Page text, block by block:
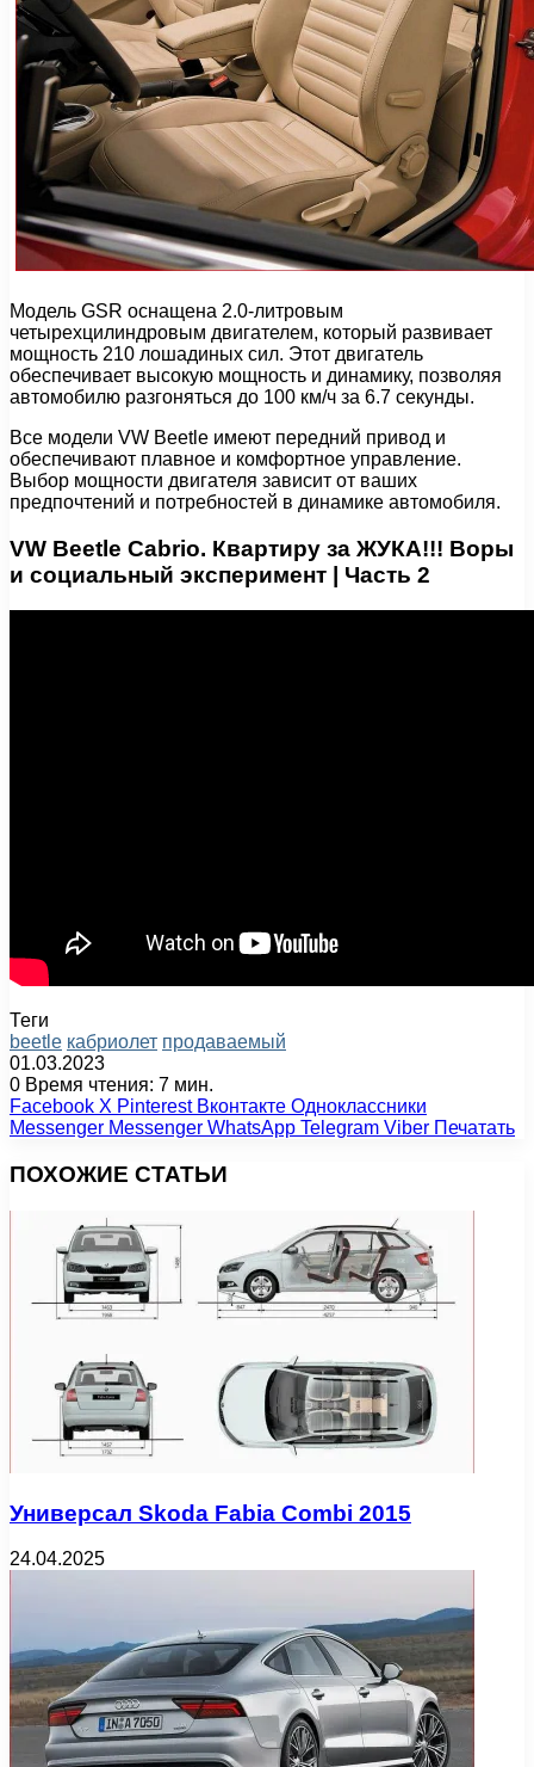
Модель GSR оснащена 2.0-литровым
четырехцилиндровым двигателем, который развивает
мощность 210 лошадиных сил. Этот двигатель
обеспечивает высокую мощность и динамику, позволяя
автомобилю разгоняться до 100 км/ч за 6.7 секунды.
Все модели VW Beetle имеют передний привод и
обеспечивают плавное и комфортное управление.
Выбор мощности двигателя зависит от ваших
предпочтений и потребностей в динамике автомобиля.
VW Beetle Cabrio. Квартиру за ЖУКА!!! Воры
и социальный эксперимент | Часть 2
Теги
beetle кабриолет продаваемый
01.03.2023
0 Время чтения: 7 мин.
Facebook X Pinterest Вконтакте Одноклассники
Messenger Messenger WhatsApp Telegram Viber Печатать
ПОХОЖИЕ СТАТЬИ
Универсал Skoda Fabia Combi 2015
24.04.2025